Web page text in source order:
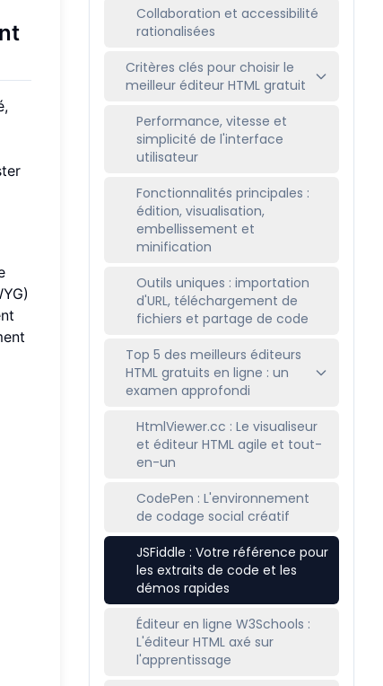
Collaboration et accessibilité
rationalisées
Critères clés pour choisir le
meilleur éditeur HTML gratuit
Performance, vitesse et
simplicité de l'interface
utilisateur
Fonctionnalités principales :
édition, visualisation,
embellissement et
minification
Outils uniques : importation
d'URL, téléchargement de
fichiers et partage de code
Top 5 des meilleurs éditeurs
HTML gratuits en ligne : un
examen approfondi
HtmlViewer.cc : Le visualiseur
et éditeur HTML agile et tout-
en-un
CodePen : L'environnement
de codage social créatif
JSFiddle : Votre référence pour
les extraits de code et les
démos rapides
Éditeur en ligne W3Schools :
L'éditeur HTML axé sur
l'apprentissage